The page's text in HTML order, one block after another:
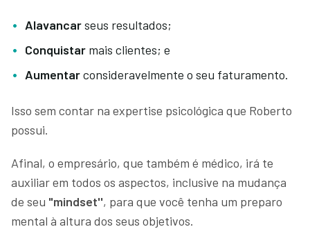
Alavancarseus resultados;
Conquistar mais clientes; e
Aumentarconsideravelmente o seu faturamento.
Isso sem contar na expertise psicológica que Roberto
possui.
Afinal, o empresário, que também é médico, irá te
auxiliar em todos os aspectos, inclusive na mudança
de seu "mindset'', para que você tenha um preparo
mental à altura dos seus objetivos.